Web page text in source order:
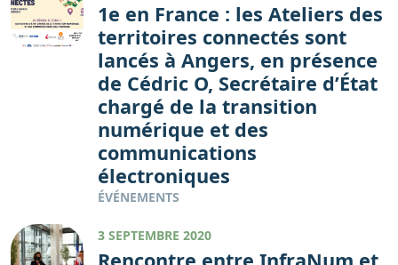
1e en France : les Ateliers des
territoires connectés sont
lancés à Angers, en présence
de Cédric O, Secrétaire d’État
chargé de la transition
numérique et des
communications
électroniques
ÉVÉNEMENTS
3 SEPTEMBRE 2020